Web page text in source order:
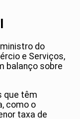
do
e Serviços,
balanço sobre
que têm
como o
taxa de